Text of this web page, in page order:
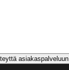
asiakaspalveluun